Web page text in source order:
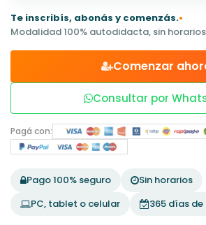
Te inscribís, abonás y comenzás.•
Modalidad 100% autodidacta, sin
Comenzar
Consultar por
Pagá con:
Pago 100% seguro
Sin horarios
PC, tablet o celular
365 días